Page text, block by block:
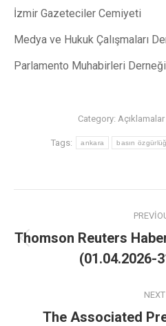
İzmir Gazeteciler Cemiyeti
Medya ve Hukuk Çalışmaları
Parlamento Muhabirleri Derneği
Category: Açıklamalar
Tags: ankara basın
Thomson Reuters
(01.04.2026-
NEXT
The Associated